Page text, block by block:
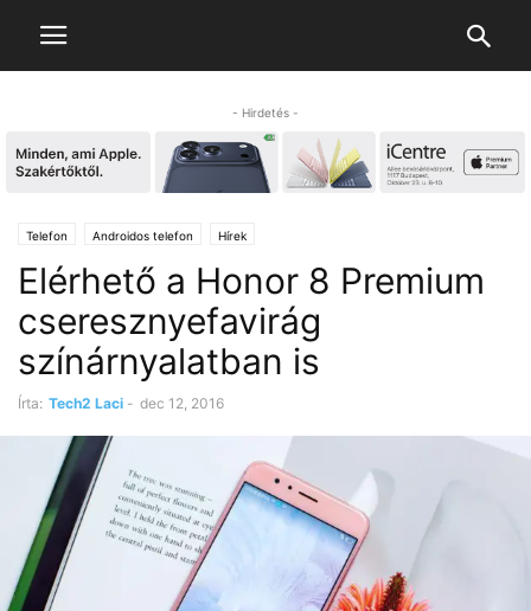
- Hirdetés -
Telefon Androidos telefon Hírek
Elérhető a Honor 8 Premium
cseresznyefavirág
színárnyalatban is
Írta: Tech2 Laci - dec 12, 2016